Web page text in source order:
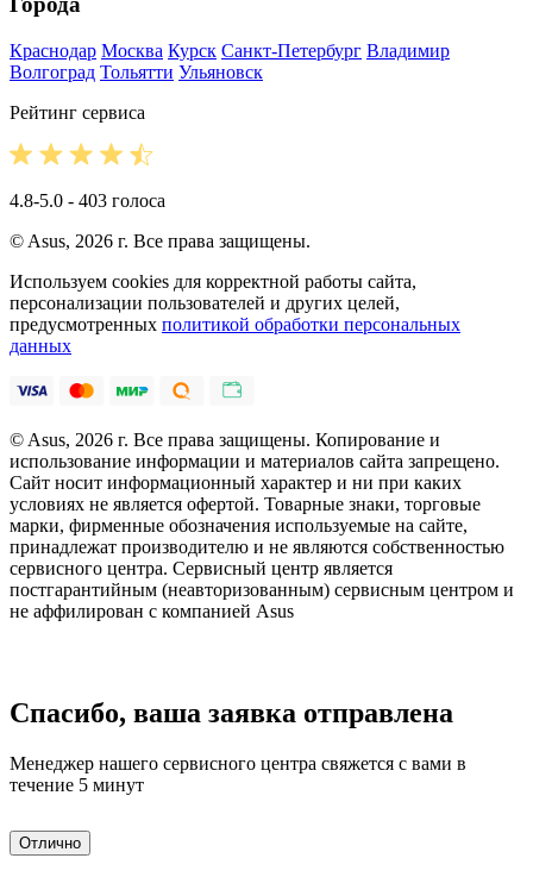
Краснодар Москва Курск Санкт-Петербург Владимир
Волгоград Тольятти Ульяновск
Рейтинг сервиса
4.8-5.0 - 403 голоса
© Asus, 2026 г. Все права защищены.
Используем cookies для корректной работы сайта,
персонализации пользователей и других целей,
предусмотренных политикой обработки персональных
данных
© Asus, 2026 г. Все права защищены. Копирование и
использование информации и материалов сайта запрещено.
Сайт носит информационный характер и ни при каких
условиях не является офертой. Товарные знаки, торговые
марки, фирменные обозначения используемые на сайте,
принадлежат производителю и не являются собственностью
сервисного центра. Сервисный центр является
постгарантийным (неавторизованным) сервисным центром и
не аффилирован с компанией Asus
Спасибо, ваша заявка отправлена
Менеджер нашего сервисного центра свяжется с вами в
течение 5 минут
Отлично